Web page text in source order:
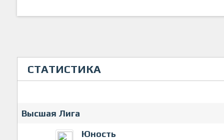
СТАТИСТИКА
Высшая Лига
Юность